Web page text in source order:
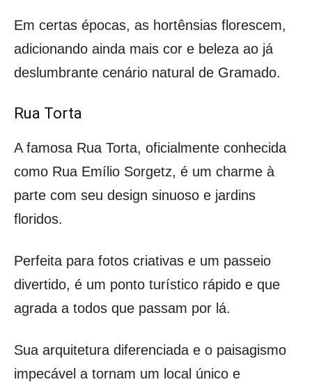
Em certas épocas, as hortênsias florescem,
adicionando ainda mais cor e beleza ao já
deslumbrante cenário natural de Gramado.
Rua Torta
A famosa Rua Torta, oficialmente conhecida
como Rua Emílio Sorgetz, é um charme à
parte com seu design sinuoso e jardins
floridos.
Perfeita para fotos criativas e um passeio
divertido, é um ponto turístico rápido e que
agrada a todos que passam por lá.
Sua arquitetura diferenciada e o paisagismo
impecável a tornam um local único e